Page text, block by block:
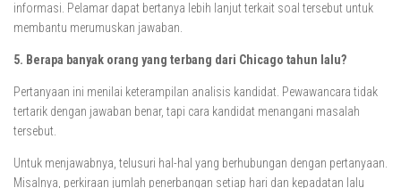
informasi. Pelamar dapat bertanya lebih lanjut terkait soal tersebut untuk
membantu merumuskan jawaban.
5. Berapa banyak orang yang terbang dari Chicago tahun lalu?
Pertanyaan ini menilai keterampilan analisis kandidat. Pewawancara tidak
tertarik dengan jawaban benar, tapi cara kandidat menangani masalah
tersebut.
Untuk menjawabnya, telusuri hal-hal yang berhubungan dengan pertanyaan.
Misalnya, perkiraan jumlah penerbangan setiap hari dan kepadatan lalu